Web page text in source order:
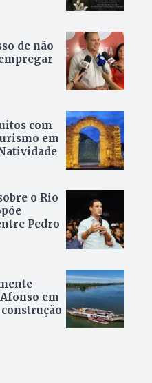
de não
com
em
o Rio
Pedro
em